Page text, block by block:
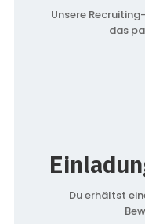
Unsere
das
Du erhältst